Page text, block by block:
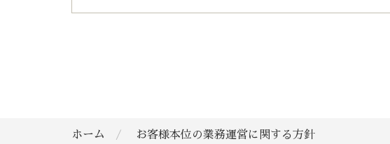
ホーム お客様本位の業務運営に関する方針